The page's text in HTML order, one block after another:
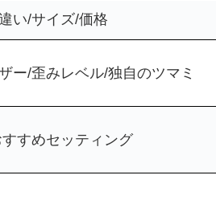
い/サイズ/価格
ー/歪みレベル/独自のツマミ
すめセッティング